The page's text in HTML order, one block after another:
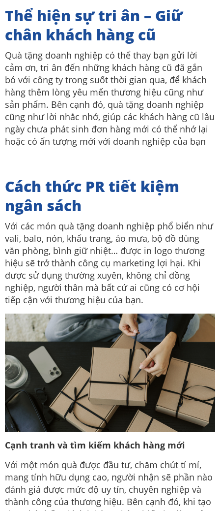
Thể hiện sự tri ân – Giữ
chân khách hàng cũ
Quà tặng doanh nghiệp có thể thay bạn gửi lời
cảm ơn, tri ân đến những khách hàng cũ đã gắn
bó với công ty trong suốt thời gian qua, để khách
hàng thêm lòng yêu mến thương hiệu cũng như
sản phẩm. Bên cạnh đó, quà tặng doanh nghiệp
cũng như lời nhắc nhớ, giúp các khách hàng cũ lâu
ngày chưa phát sinh đơn hàng mới có thể nhớ lại
hoặc có ấn tượng mới với doanh nghiệp của bạn
Cách thức PR tiết kiệm
ngân sách
​​Với các món quà tặng doanh nghiệp phổ biển như
vali, balo, nón, khẩu trang, áo mưa, bộ đồ dùng
văn phòng, bình giữ nhiệt… được in logo thương
hiệu sẽ trở thành công cụ marketing lợi hại. Khi
được sử dụng thường xuyên, không chỉ đồng
nghiệp, người thân mà bất cứ ai cũng có cơ hội
tiếp cận với thương hiệu của bạn.
Cạnh tranh và tìm kiếm khách hàng mới
Với một món quà được đầu tư, chăm chút tỉ mỉ,
mang tính hữu dụng cao, người nhận sẽ phần nào
đánh giá được mức độ uy tín, chuyên nghiệp và
thành công của thương hiệu. Bên cạnh đó, khi tạo